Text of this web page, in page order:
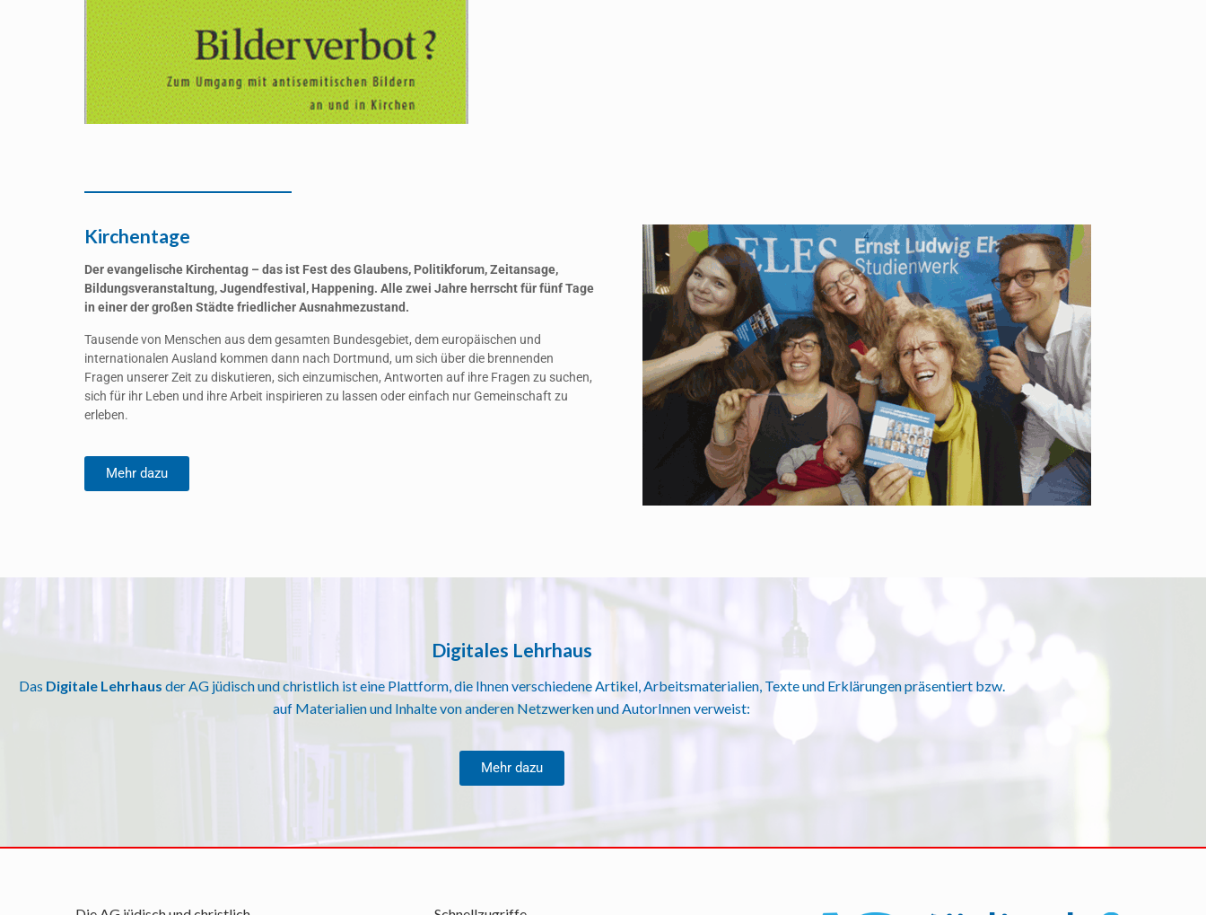
Kirchentage
Der evangelische Kirchentag – das ist Fest des Glaubens, Politikforum, Zeitansage,
Bildungsveranstaltung, Jugendfestival, Happening. Alle zwei Jahre herrscht für fünf Tage
in einer der großen Städte friedlicher Ausnahmezustand.
Tausende von Menschen aus dem gesamten Bundesgebiet, dem europäischen und
internationalen Ausland kommen dann nach Dortmund, um sich über die brennenden
Fragen unserer Zeit zu diskutieren, sich einzumischen, Antworten auf ihre Fragen zu suchen,
sich für ihr Leben und ihre Arbeit inspirieren zu lassen oder einfach nur Gemeinschaft zu
erleben.
Mehr dazu
Digitales Lehrhaus
Das Digitale Lehrhaus der AG jüdisch und christlich ist eine Plattform, die Ihnen verschiedene Artikel, Arbeitsmaterialien, Texte und Erklärungen präsentiert bzw.
auf Materialien und Inhalte von anderen Netzwerken und AutorInnen verweist:
Mehr dazu